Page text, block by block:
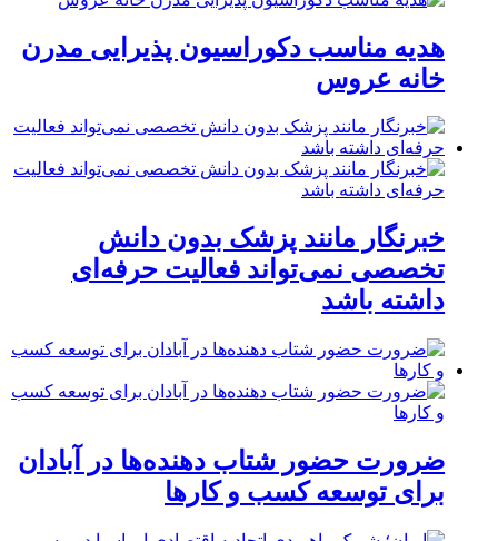
هدیه مناسب دکوراسیون پذیرایی مدرن
خانه عروس
خبرنگار مانند پزشک بدون دانش
تخصصی نمی‌تواند فعالیت حرفه‌ای
داشته باشد
ضرورت حضور شتاب ‌دهنده‌ها در آبادان
برای توسعه کسب‌ و کارها